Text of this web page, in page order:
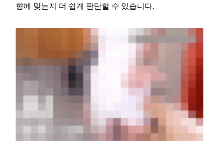
향에 맞는지 더 쉽게 판단할 수 있습니다.